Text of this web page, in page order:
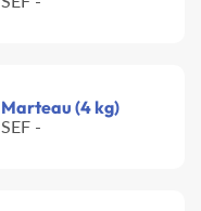
Marteau (4 kg)
SEF -